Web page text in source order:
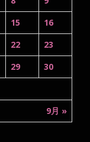
9月 »
15
16
22
23
29
30